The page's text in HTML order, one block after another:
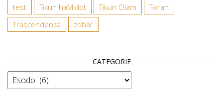
test
Tikun haMidot Tikun Olam
Torah
Trascendenza
zohar
CATEGORIE
Categorie